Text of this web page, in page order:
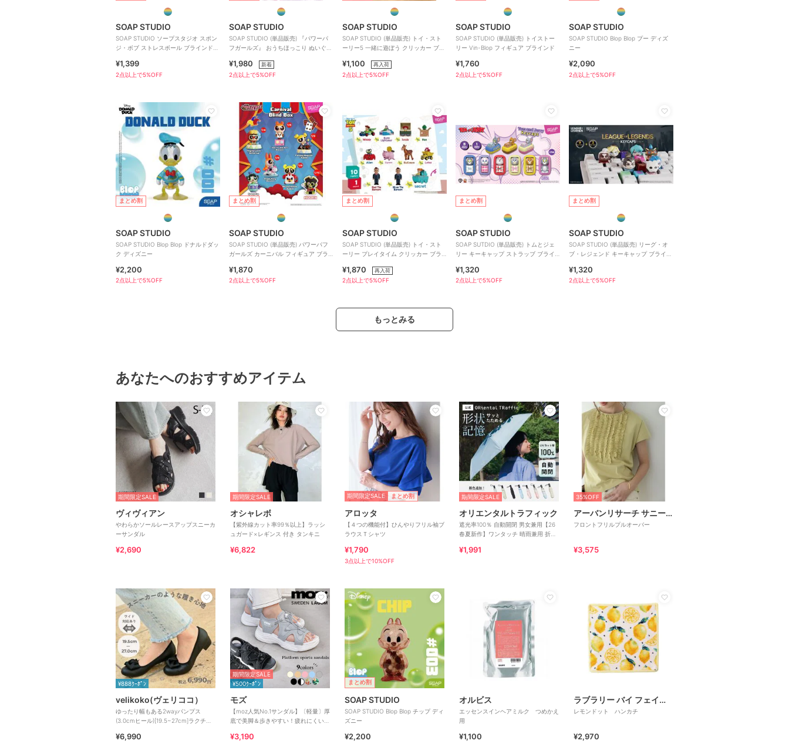
SOAP STUDIO
SOAP STUDIO ソープスタジオ スポン
ジ・ボブ ストレスボール ブラインドボ
¥1,399
2点以上で5%OFF
SOAP STUDIO
SOAP STUDIO (単品販売) 『パワーパ
フガールズ』 おうちほっこり ぬいぐる
¥1,980 新着
2点以上で5%OFF
SOAP STUDIO
SOAP STUDIO (単品販売) トイ・スト
ーリー5 一緒に遊ぼう クリッカー ブラ
¥1,100 再入荷
2点以上で5%OFF
SOAP STUDIO
SOAP STUDIO (単品販売) トイストー
リー Vin-Blop フィギュア ブラインド
¥1,760
2点以上で5%OFF
SOAP STUDIO
SOAP STUDIO Blop Blop プー ディズ
ニー
¥2,090
2点以上で5%OFF
まとめ割
SOAP STUDIO
SOAP STUDIO Blop Blop ドナルドダッ
ク ディズニー
¥2,200
2点以上で5%OFF
まとめ割
SOAP STUDIO
SOAP STUDIO (単品販売) パワーパフ
ガールズ カーニバル フィギュア ブラ
¥1,870
2点以上で5%OFF
まとめ割
SOAP STUDIO
SOAP STUDIO (単品販売) トイ・スト
ーリー プレイタイム クリッカー ブラ
¥1,870 再入荷
2点以上で5%OFF
まとめ割
SOAP STUDIO
SOAP SUTDIO (単品販売) トムとジェ
リー キーキャップ ストラッブ ブライ
¥1,320
2点以上で5%OFF
まとめ割
SOAP STUDIO
SOAP STUDIO (単品販売) リーグ・オ
ブ・レジェンド キーキャップ ブライン
¥1,320
2点以上で5%OFF
もっとみる
あなたへのおすすめアイテム
期間限定SALE
ヴィヴィアン
やわらかソールレースアップスニーカ
ーサンダル
¥2,690
期間限定SALE
オシャレボ
【紫外線カット率99％以上】ラッシ
ュガード×レギンス 付き タンキニ
¥6,822
期間限定SALE まとめ割
アロッタ
【４つの機能付】ひんやりフリル袖ブ
ラウスＴシャツ
¥1,790
3点以上で10%OFF
期間限定SALE
オリエンタルトラフィック
遮光率100％ 自動開閉 男女兼用【26
春夏新作】ワンタッチ 晴雨兼用 折り
¥1,991
35%OFF
アーバンリサーチ サニーレーベル
フロントフリルプルオーバー
¥3,575
¥888ｸｰﾎﾟﾝ
velikoko(ヴェリココ）
ゆったり幅もある2wayパンプス
(3.0cmヒール)[19.5~27cm]ラクチン
¥6,990
期間限定SALE
¥500ｸｰﾎﾟﾝ
モズ
【moz人気No.1サンダル】〔軽量〕厚
底で美脚＆歩きやすい！疲れにくいフ
¥3,190
まとめ割
SOAP STUDIO
SOAP STUDIO Blop Blop チップ ディ
ズニー
¥2,200
オルビス
エッセンスインヘアミルク つめかえ
用
¥1,100
ラブラリー バイ フェイラー
レモンドット ハンカチ
¥2,970